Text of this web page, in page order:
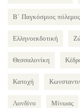
Β΄ Παγκόσμιος πόλεμος
Ελληνοεκδοτική
Θεσσαλονίκη
Κατοχή
Λονδίνο Μίνωας